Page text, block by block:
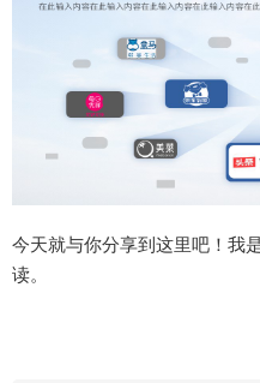
今天就与你分享到这里吧！我
读。